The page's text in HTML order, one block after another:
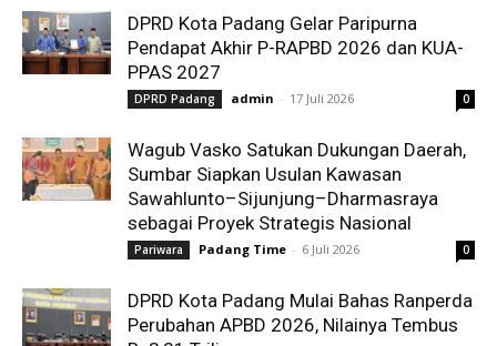
DPRD Kota Padang Gelar Paripurna
Pendapat Akhir P-RAPBD 2026 dan KUA-
PPAS 2027
DPRD Padang admin - 17 Juli 2026 0
Wagub Vasko Satukan Dukungan Daerah,
Sumbar Siapkan Usulan Kawasan
Sawahlunto–Sijunjung–Dharmasraya
sebagai Proyek Strategis Nasional
Pariwara Padang Time - 6 Juli 2026 0
DPRD Kota Padang Mulai Bahas Ranperda
Perubahan APBD 2026, Nilainya Tembus